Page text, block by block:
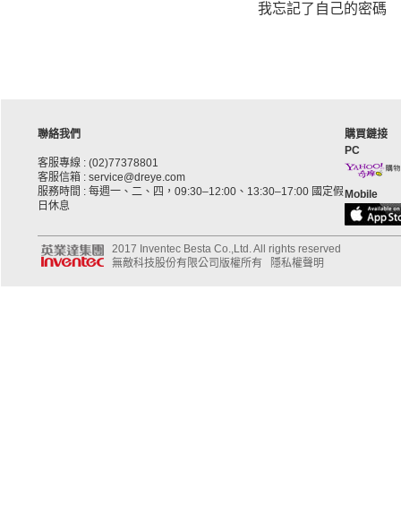
我忘記了自己的密碼
聯絡我們
客服專線 : (02)77378801
客服信箱 : service@dreye.com
服務時間 : 每週一、二、四，09:30–12:00、13:30–17:00 國定假
日休息
購買鏈接
PC
Mobile
2017 Inventec Besta Co.,Ltd. All rights reserved
無敵科技股份有限公司版權所有
隱私權聲明